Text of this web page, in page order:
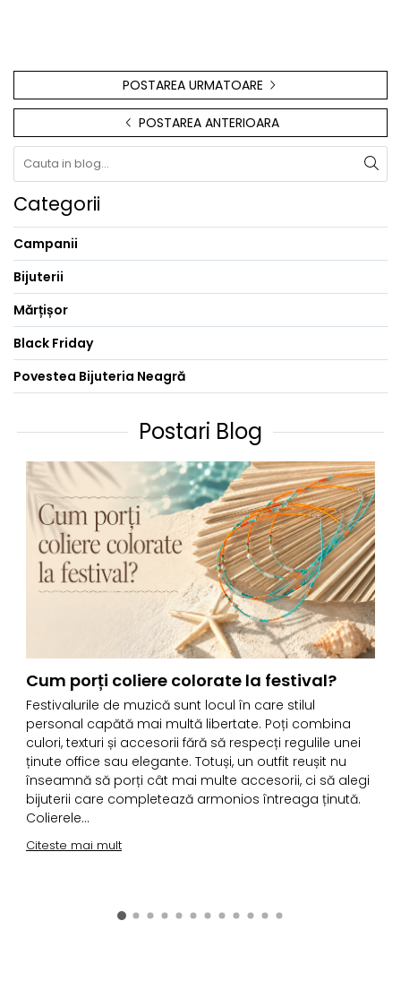
POSTAREA URMATOARE
POSTAREA ANTERIOARA
Categorii
Campanii
Bijuterii
Mărțișor
Black Friday
Povestea Bijuteria Neagră
Postari Blog
Cum porți coliere colorate la festival?
Festivalurile de muzică sunt locul în care stilul
personal capătă mai multă libertate. Poți combina
culori, texturi și accesorii fără să respecți regulile unei
ținute office sau elegante. Totuși, un outfit reușit nu
înseamnă să porți cât mai multe accesorii, ci să alegi
bijuterii care completează armonios întreaga ținută.
Colierele...
Citeste mai mult